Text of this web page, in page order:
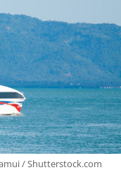
/ Shutterstock.com